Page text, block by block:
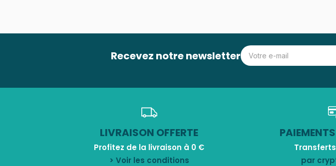
Recevez notre newsletter
LIVRAISON OFFERTE
Profitez de la livraison à 0 €
> Voir les conditions
par